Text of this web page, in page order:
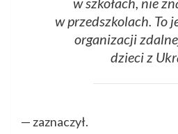
w przedszkolach. To
organizacji
dzieci z
— zaznaczył.